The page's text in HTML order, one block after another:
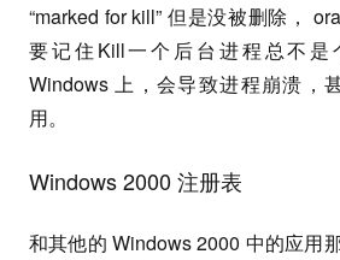
“marked for kill” 但是没被删除，
要记住Kill一个后台进程总不是
Windows 上，会导致进程崩溃，
用。
Windows 2000 注册表
和其他的 Windows 2000 中的应用